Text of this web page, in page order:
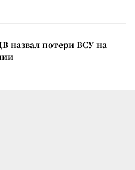
назвал потери ВСУ на